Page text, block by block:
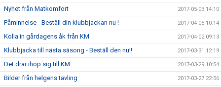
Nyhet från Matkomfort 2017-05-03 14:10
Påminnelse - Beställ din klubbjackan nu ! 2017-04-05 10:14
Kolla in gårdagens åk från KM 2017-04-02 09:13
Klubbjacka till nästa säsong - Beställ den nu!! 2017-03-31 12:19
Det drar ihop sig till KM 2017-03-29 10:54
Bilder från helgens tävling 2017-03-27 22:56